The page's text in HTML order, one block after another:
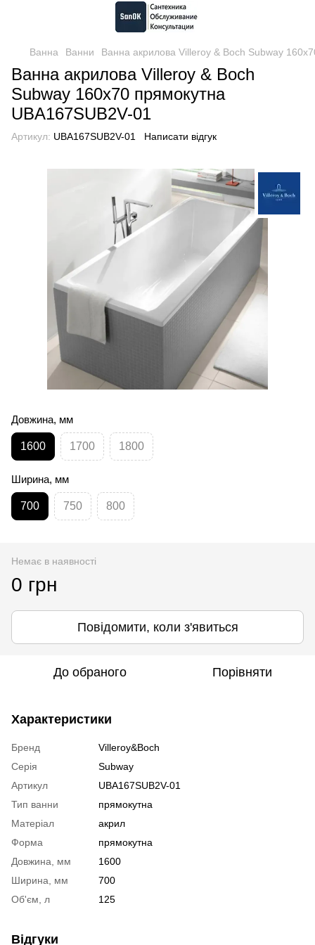
Ванна Ванни Ванна акрилова Villeroy & Boch Subway
Ванна акрилова Villeroy & Boch
Subway 160х70 прямокутна
UBA167SUB2V-01
Артикул: UBA167SUB2V-01 Написати відгук
Довжина, мм
1600 1700 1800
Ширина, мм
700 750 800
Немає в наявності
0 грн
Повідомити, коли з'явиться
До обраного Порівняти
Характеристики
Бренд
Villeroy&Boch
Серія
Subway
Артикул
UBA167SUB2V-01
Тип ванни
прямокутна
Матеріал
акрил
Форма
прямокутна
Довжина, мм
1600
Ширина, мм
700
Об'єм, л
125
Відгуки